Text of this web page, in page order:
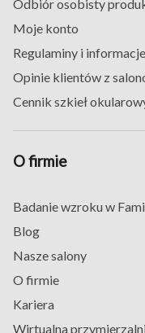
Odbiór osobisty
Moje konto
Regulaminy i
Opinie klientów z
Cennik szkieł
O firmie
Badanie wzroku w
Blog
Nasze salony
O firmie
Kariera
Wirtualna